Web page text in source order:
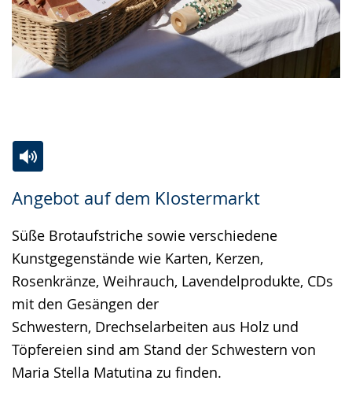
Angebot auf dem Klostermarkt
Leichten
Sprache
wechseln.
Audio-
Unterstützung.
Video
in
Deutscher
Gebärdensprache
wird
angezeigt.
Süße Brotaufstriche sowie verschiedene
Kunstgegenstände wie Karten, Kerzen,
Rosenkränze, Weihrauch, Lavendelprodukte, CDs
mit den Gesängen der
Schwestern, Drechselarbeiten aus Holz und
Töpfereien sind am Stand der Schwestern von
Maria Stella Matutina zu finden.